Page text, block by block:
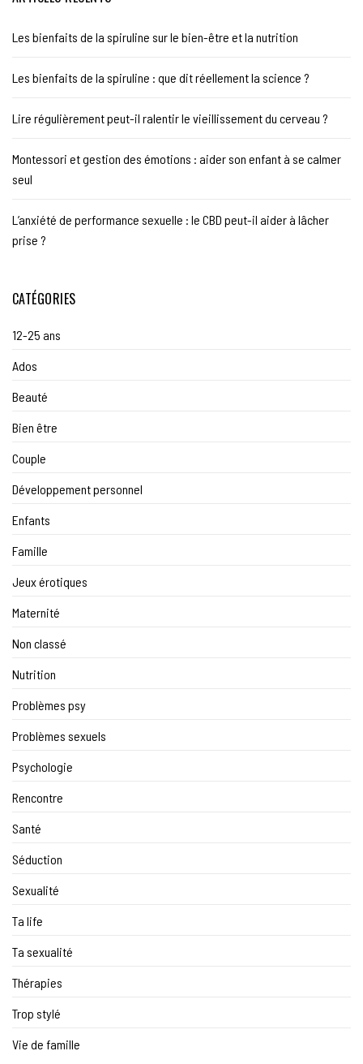
Les bienfaits de la spiruline sur le bien-être et la nutrition
Les bienfaits de la spiruline : que dit réellement la science ?
Lire régulièrement peut-il ralentir le vieillissement du cerveau ?
Montessori et gestion des émotions : aider son enfant à se calmer
seul
L’anxiété de performance sexuelle : le CBD peut-il aider à lâcher
prise ?
CATÉGORIES
12-25 ans
Ados
Beauté
Bien être
Couple
Développement personnel
Enfants
Famille
Jeux érotiques
Maternité
Non classé
Nutrition
Problèmes psy
Problèmes sexuels
Psychologie
Rencontre
Santé
Séduction
Sexualité
Ta life
Ta sexualité
Thérapies
Trop stylé
Vie de famille